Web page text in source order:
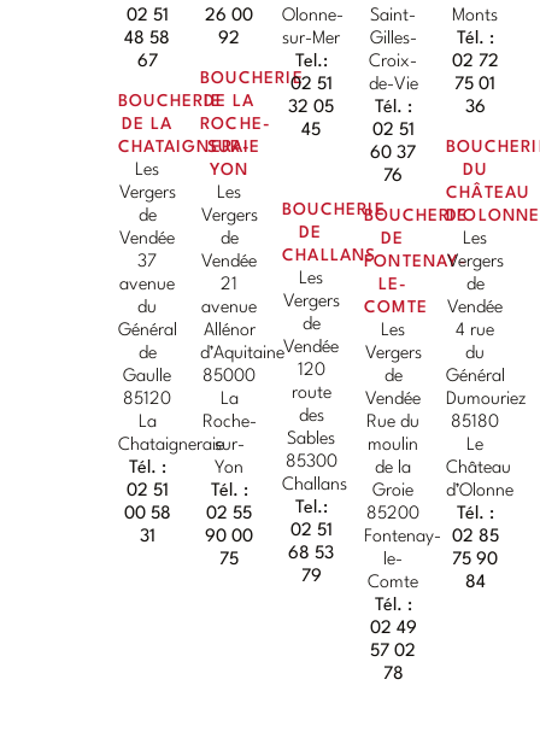
02 51
48 58
67
BOUCHERIE
DE LA
CHATAIGNERAIE
Les
Vergers
de
Vendée
37
avenue
du
Général
de
Gaulle
85120
La
Chataigneraie
Tél. :
02 51
00 58
31
26 00
92
BOUCHERIE
DE LA
ROCHE-
SUR-
YON
Les
Vergers
de
Vendée
21
avenue
Allénor
d’Aquitaine
85000
La
Roche-
sur-
Yon
Tél. :
02 55
90 00
75
Olonne-
sur-Mer
Tel.:
02 51
32 05
45
BOUCHERIE
DE
CHALLANS
Les
Vergers
de
Vendée
120
route
des
Sables
85300
Challans
Tel.:
02 51
68 53
79
Saint-
Gilles-
Croix-
de-Vie
Tél. :
02 51
60 37
76
BOUCHERIE
DE
FONTENAY-
LE-
COMTE
Les
Vergers
de
Vendée
Rue du
moulin
de la
Groie
85200
Fontenay-
le-
Comte
Tél. :
02 49
57 02
78
Monts
Tél. :
02 72
75 01
36
DU
CHÂTEAU
D'OLONNE
Les
Vergers
de
Vendée
4 rue
du
Général
Dumouriez
85180
Le
Château
d’Olonne
Tél. :
02 85
75 90
84